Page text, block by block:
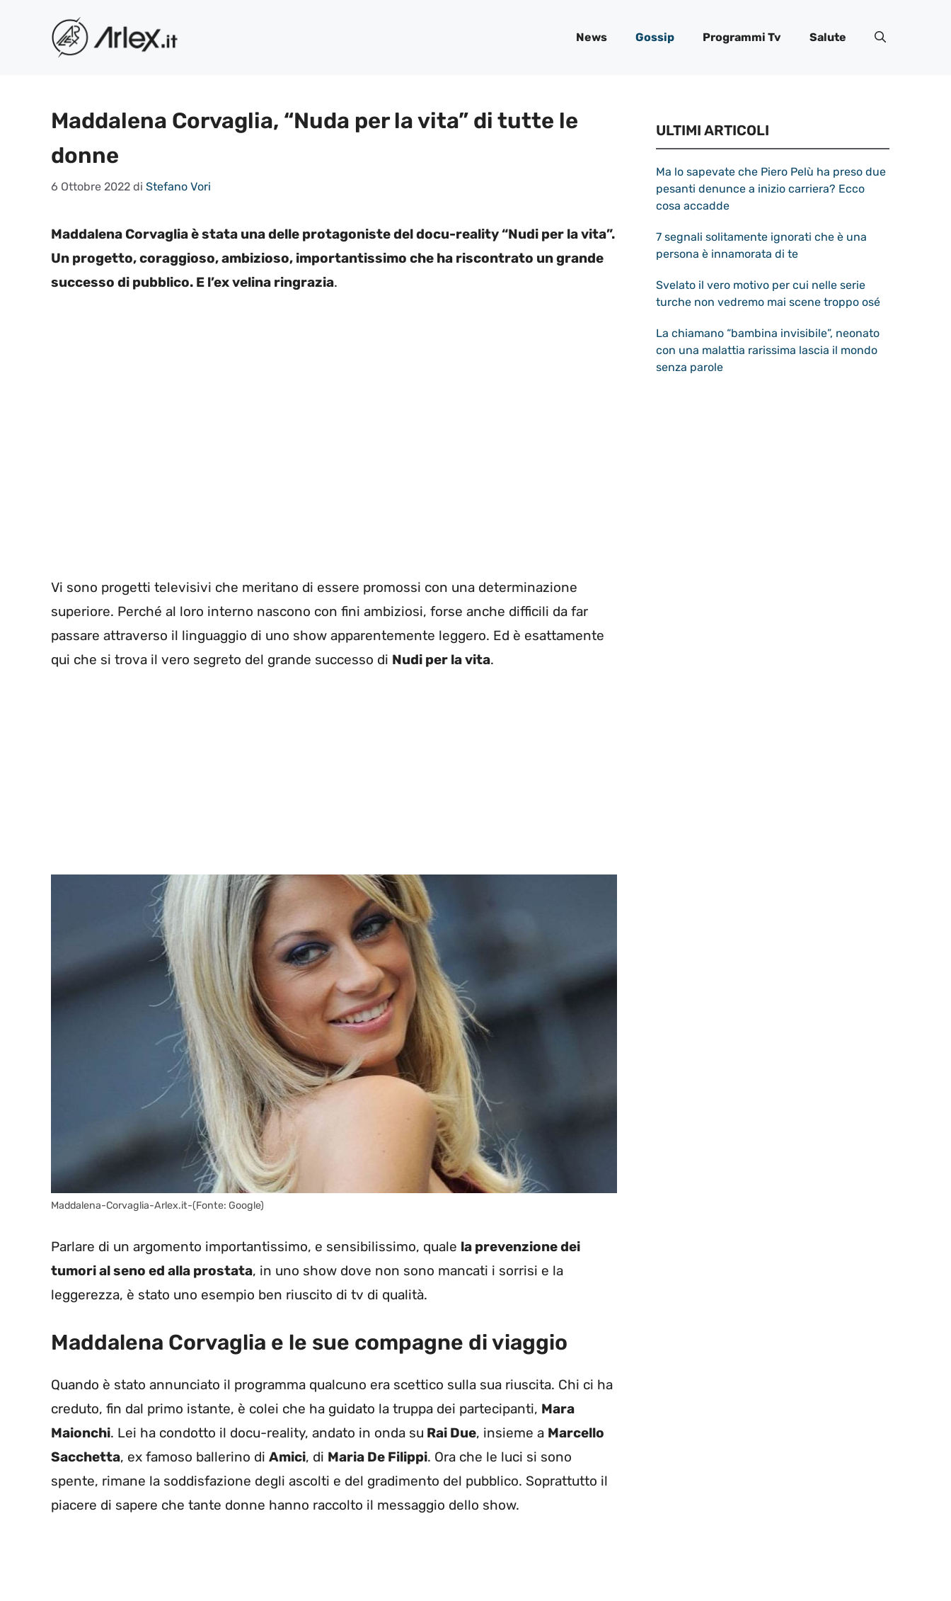
contenuto
News Gossip Programmi Tv Salute
Maddalena Corvaglia, “Nuda per la vita” di tutte le
donne
6 Ottobre 2022 di Stefano Vori
Maddalena Corvaglia è stata una delle protagoniste del docu-reality “Nudi per la vita”.
Un progetto, coraggioso, ambizioso, importantissimo che ha riscontrato un grande
successo di pubblico. E l’ex velina ringrazia.
Vi sono progetti televisivi che meritano di essere promossi con una determinazione
superiore. Perché al loro interno nascono con fini ambiziosi, forse anche difficili da far
passare attraverso il linguaggio di uno show apparentemente leggero. Ed è esattamente
qui che si trova il vero segreto del grande successo di Nudi per la vita.
Maddalena-Corvaglia-Arlex.it-(Fonte: Google)
Parlare di un argomento importantissimo, e sensibilissimo, quale la prevenzione dei
tumori al seno ed alla prostata, in uno show dove non sono mancati i sorrisi e la
leggerezza, è stato uno esempio ben riuscito di tv di qualità.
Maddalena Corvaglia e le sue compagne di viaggio
Quando è stato annunciato il programma qualcuno era scettico sulla sua riuscita. Chi ci ha
creduto, fin dal primo istante, è colei che ha guidato la truppa dei partecipanti, Mara
Maionchi. Lei ha condotto il docu-reality, andato in onda su Rai Due, insieme a Marcello
Sacchetta, ex famoso ballerino di Amici, di Maria De Filippi. Ora che le luci si sono
spente, rimane la soddisfazione degli ascolti e del gradimento del pubblico. Soprattutto il
piacere di sapere che tante donne hanno raccolto il messaggio dello show.
ULTIMI ARTICOLI
Ma lo sapevate che Piero Pelù ha preso due
pesanti denunce a inizio carriera? Ecco
cosa accadde
7 segnali solitamente ignorati che è una
persona è innamorata di te
Svelato il vero motivo per cui nelle serie
turche non vedremo mai scene troppo osé
La chiamano “bambina invisibile”, neonato
con una malattia rarissima lascia il mondo
senza parole